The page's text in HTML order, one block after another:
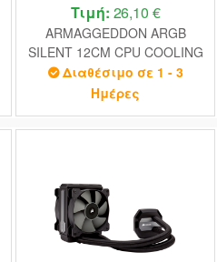
Τιμή: 26,10 €
ARMAGGEDDON ARGB
SILENT 12CM CPU COOLING
FAN 6 HEAT PIPES WHITE
Διαθέσιμο σε 1 - 3
Ημέρες